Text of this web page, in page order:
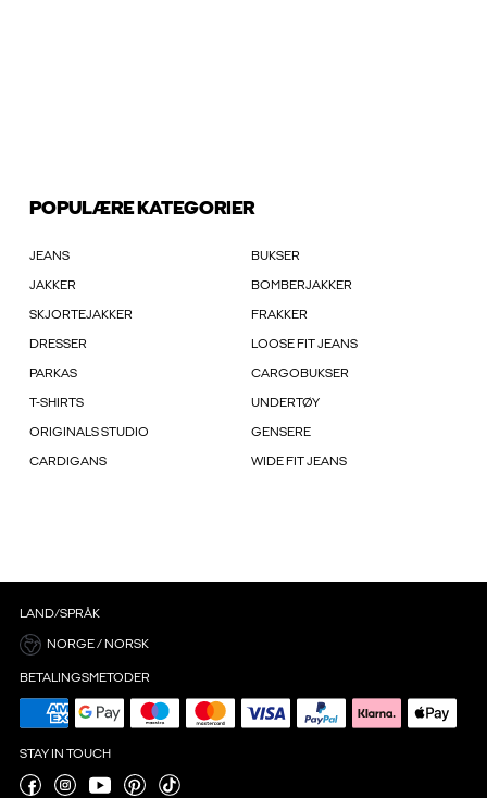
POPULÆRE KATEGORIER
JEANS BUKSER
JAKKER BOMBERJAKKER
SKJORTEJAKKER FRAKKER
DRESSER LOOSE FIT JEANS
PARKAS CARGOBUKSER
T-SHIRTS UNDERTØY
ORIGINALS STUDIO GENSERE
CARDIGANS WIDE FIT JEANS
LAND/SPRÅK
NORGE / NORSK
BETALINGSMETODER
STAY IN TOUCH